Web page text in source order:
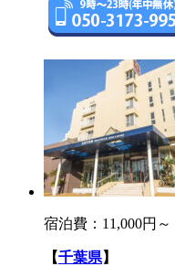
宿泊費： 11,000円～
【千葉県】